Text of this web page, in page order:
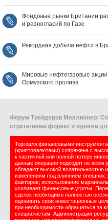
Фондовые рынки Британии
и разногласий по Газе
Рекордная добыча нефти в
Мировые нефтегазовые
Ормузского пролива
Форум Трейдеров Миллионер:
стратегиями форекс и идеями
Торговля финансовыми
(криптовалютами) сопряжена с
к частичной или полной потере
данные операции подходят не всем
обладают высокой волатильностью
изменениям под влиянием внешних
факторов; использование
усиливает финансовые угрозы.
сделок необходимо полностью
оценивать свои инвестиционные
при необходимости обращаться за
специалистам. Администрация